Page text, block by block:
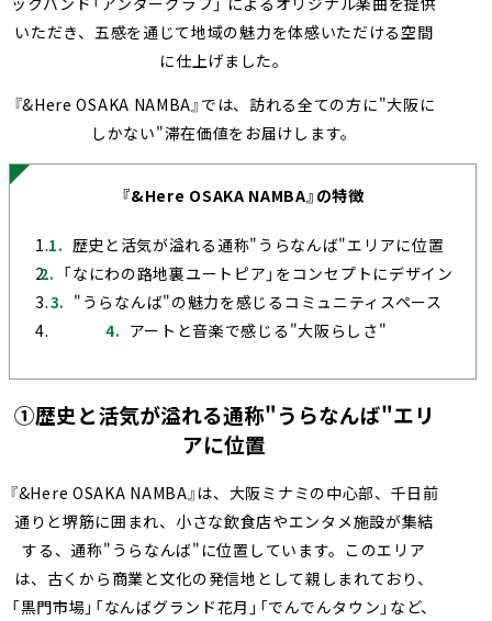
ックバンド「アンダーグラフ」 によるオリジナル楽曲を提供
いただき、五感を通じて地域の魅力を体感いただける空間
に仕上げました。
『&Here OSAKA NAMBA』では、訪れる全ての方に"大阪に
しかない"滞在価値をお届けします。
『&Here OSAKA NAMBA』の特徴
歴史と活気が溢れる通称"うらなんば"エリアに位置
「なにわの路地裏ユートピア」をコンセプトにデザイン
"うらなんば"の魅力を感じるコミュニティスペース
アートと音楽で感じる"大阪らしさ"
①歴史と活気が溢れる通称"うらなんば"エリ
アに位置
『&Here OSAKA NAMBA』は、大阪ミナミの中心部、千日前
通りと堺筋に囲まれ、小さな飲食店やエンタメ施設が集結
する、通称"うらなんば"に位置しています。このエリア
は、古くから商業と文化の発信地として親しまれており、
「黒門市場」「なんばグランド花月」「でんでんタウン」など、